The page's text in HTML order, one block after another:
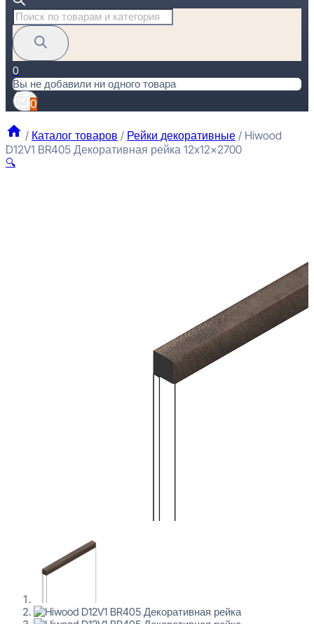
Поиск
товаров
0
Вы не добавили ни одного товара
0
/ Каталог товаров / Рейки декоративные / Hiwood
D12V1 BR405 Декоративная рейка 12x12x2700
🔍